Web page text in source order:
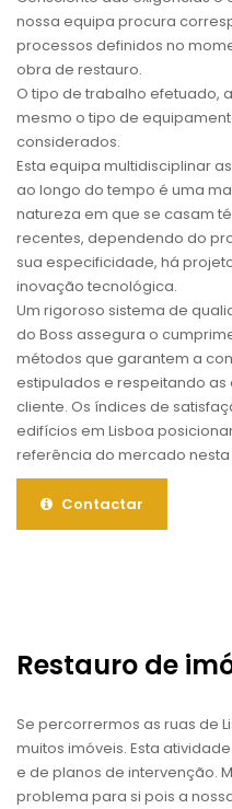
nossa equipa procura
processos definidos no
obra de restauro.
O tipo de trabalho efetuado,
mesmo o tipo de
considerados.
Esta equipa multidisciplinar
ao longo do tempo é uma
natureza em que se casam
recentes, dependendo do
sua especificidade, há
inovação tecnológica.
Um rigoroso sistema de
do Boss assegura o
métodos que garantem a
estipulados e respeitando
cliente. Os índices de
edifícios em Lisboa
referência do mercado nesta
Contactar
Restauro de
Se percorrermos as ruas de
muitos imóveis. Esta
e de planos de intervenção.
problema para si pois a